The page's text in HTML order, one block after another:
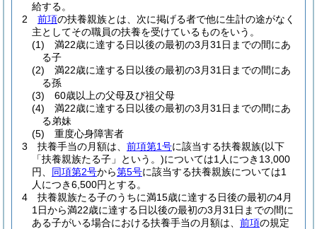
給する。
2
前項の扶養親族とは、次に掲げる者で他に生計の途がなく
主としてその職員の扶養を受けているものをいう。
(1)
満22歳に達する日以後の最初の3月31日までの間にあ
る子
(2)
満22歳に達する日以後の最初の3月31日までの間にあ
る孫
(3)
60歳以上の父母及び祖父母
(4)
満22歳に達する日以後の最初の3月31日までの間にあ
る弟妹
(5)
重度心身障害者
3
扶養手当の月額は、 前項第1号に該当する扶養親族(以下
「扶養親族たる子」という。)については1人につき13,000
円、 同項第2号から第5号に該当する扶養親族については1
人につき6,500円とする。
4
扶養親族たる子のうちに満15歳に達する日後の最初の4月
1日から満22歳に達する日以後の最初の3月31日までの間に
ある子がいる場合における扶養手当の月額は、 前項の規定